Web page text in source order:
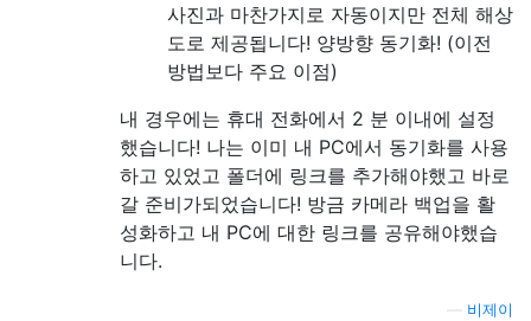
사진과 마찬가지로 자동이지만 전체 해상
도로 제공됩니다! 양방향 동기화! (이전
방법보다 주요 이점)
내 경우에는 휴대 전화에서 2 분 이내에 설정
했습니다! 나는 이미 내 PC에서 동기화를 사용
하고 있었고 폴더에 링크를 추가해야했고 바로
갈 준비가되었습니다! 방금 카메라 백업을 활
성화하고 내 PC에 대한 링크를 공유해야했습
니다.
비제이